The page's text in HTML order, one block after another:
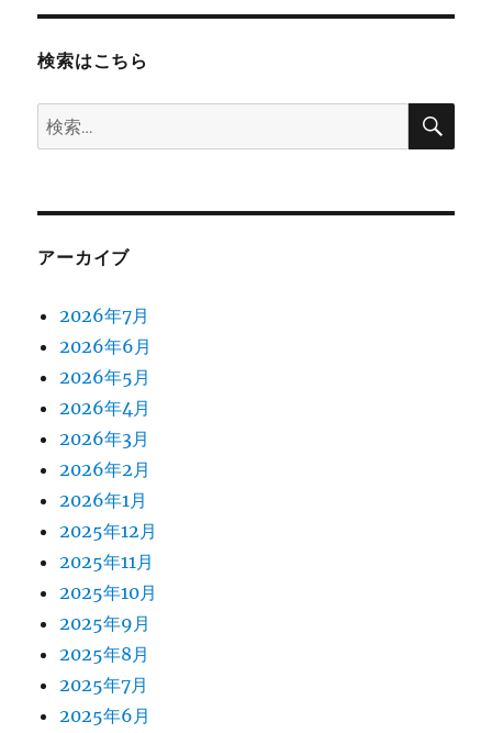
検索はこちら
検
索:
検
アーカイブ
2026年7月
2026年6月
2026年5月
2026年4月
2026年3月
2026年2月
2026年1月
2025年12月
2025年11月
2025年10月
2025年9月
2025年8月
2025年7月
2025年6月